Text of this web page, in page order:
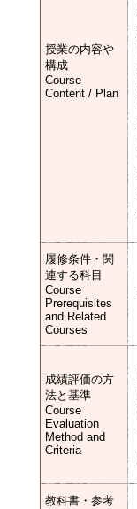
授業の内容や
構成
Course
Content / Plan
履修条件・関
連する科目
Course
Prerequisites
and Related
Courses
成績評価の方
法と基準
Course
Evaluation
Method and
Criteria
教科書・参考